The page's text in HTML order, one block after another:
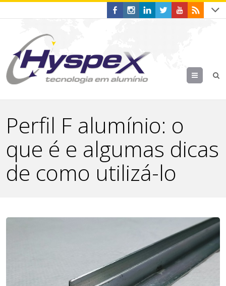
Menu
Perfil F alumínio: o
que é e algumas dicas
de como utilizá-lo